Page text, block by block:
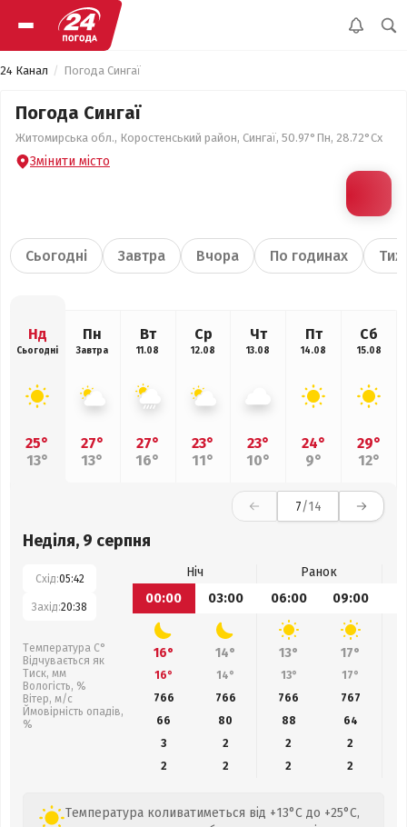
24 Канал Погода Сингаї
Погода Сингаї
Житомирська обл., Коростенський район, Сингаї, 50.97°Пн, 28.72°Сх
Змінити місто
Сьогодні Завтра Вчора По годинах
Нд
Сьогодні
25°
13°
Пн
Завтра
27°
13°
Вт
11.08
27°
16°
Ср
12.08
23°
11°
Чт
13.08
23°
10°
Пт
14.08
24°
9°
Сб
15.08
29°
12°
7/14
Неділя, 9 серпня
Схід:05:42
Захід:20:38
Температура С°
Відчувається як
Тиск, мм
Вологість, %
Вітер, м/с
Ймовірність опадів,
%
Ніч
Ранок
00:00
03:00 06:00 09:00
16° 14° 13° 17°
16° 14° 13° 17°
766
766 766 767
66
80 88 64
3
2 2
2
2
2 2 2
Температура коливатиметься від +13°C до +25°C,